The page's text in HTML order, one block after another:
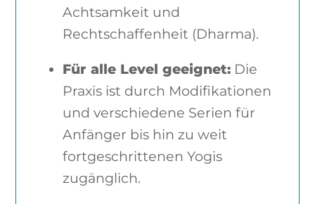
Achtsamkeit und
Rechtschaffenheit (Dharma).
Für alle Level geeignet: Die
Praxis ist durch Modifikationen
und verschiedene Serien für
Anfänger bis hin zu weit
fortgeschrittenen Yogis
zugänglich.